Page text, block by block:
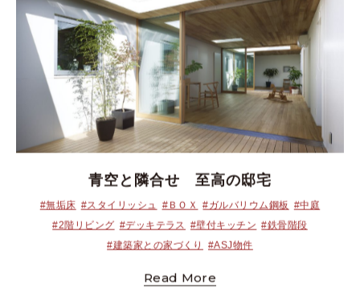
青空と隣合せ 至高の邸宅
#無垢床 #スタイリッシュ #ＢＯＸ #ガルバリウム鋼板 #中庭
#2階リビング #デッキテラス #壁付キッチン #鉄骨階段
#建築家との家づくり
#ASJ物件
Read More